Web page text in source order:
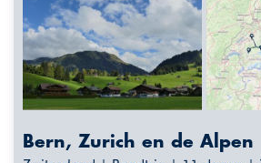
Bern, Zurich en de Alpen